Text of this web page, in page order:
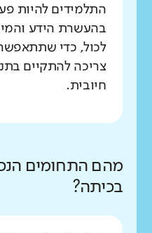
התלמידים להיות
בהעשרת הידע
לכול, כדי
צריכה להתקיים
חיובית.
מהם התחומים
בכיתה?